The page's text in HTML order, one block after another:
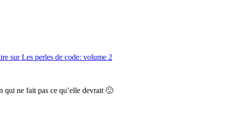
sur Les perles de code: volume 2
qui ne fait pas ce qu’elle devrait 🙂